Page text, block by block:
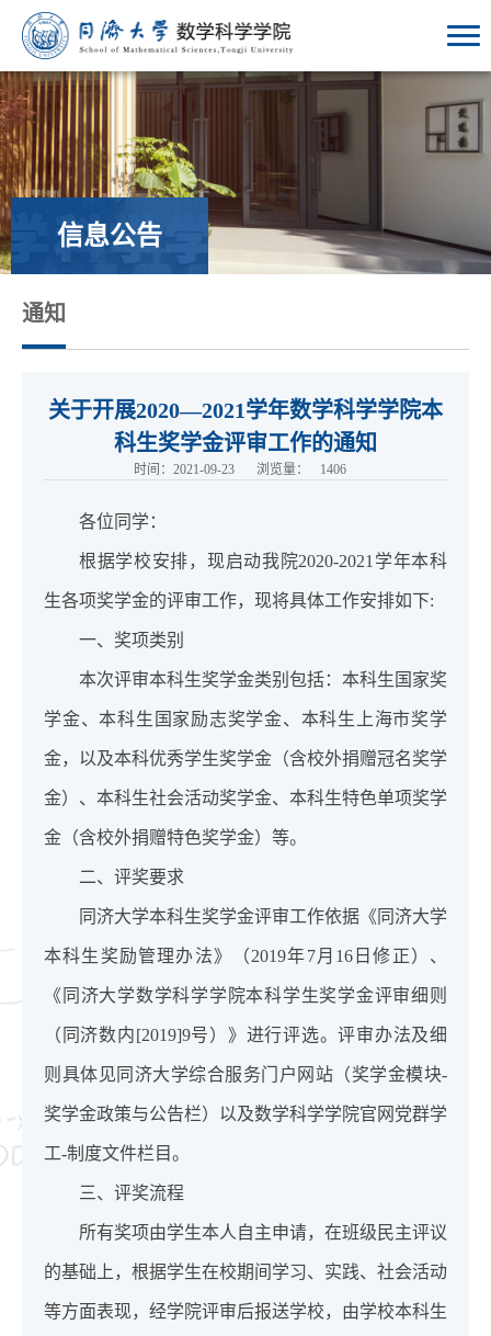
信息公告
通知
关于开展2020—2021学年数学科学学院本
科生奖学金评审工作的通知
时间：2021-09-23 浏览量： 1406
各位同学：
根据学校安排，现启动我院2020-2021学年本科
生各项奖学金的评审工作，现将具体工作安排如下:
一、奖项类别
本次评审本科生奖学金类别包括：本科生国家奖
学金、本科生国家励志奖学金、本科生上海市奖学
金，以及本科优秀学生奖学金（含校外捐赠冠名奖学
金）、本科生社会活动奖学金、本科生特色单项奖学
金（含校外捐赠特色奖学金）等。
二、评奖要求
同济大学本科生奖学金评审工作依据《同济大学
本科生奖励管理办法》（2019年7月16日修正）、
《同济大学数学科学学院本科学生奖学金评审细则
（同济数内[2019]9号）》进行评选。评审办法及细
则具体见同济大学综合服务门户网站（奖学金模块-
奖学金政策与公告栏）以及数学科学学院官网党群学
工-制度文件栏目。
三、评奖流程
所有奖项由学生本人自主申请，在班级民主评议
的基础上，根据学生在校期间学习、实践、社会活动
等方面表现，经学院评审后报送学校，由学校本科生